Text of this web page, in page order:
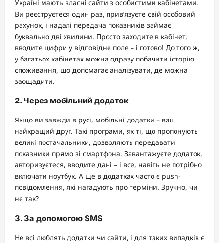
Україні мають власні сайти з особистими кабінетами.
Ви реєструєтеся один раз, прив’язуєте свій особовий
рахунок, і надалі передача показників займає
буквально дві хвилини. Просто заходите в кабінет,
вводите цифри у відповідне поле – і готово! До того ж,
у багатьох кабінетах можна одразу побачити історію
споживання, що допомагає аналізувати, де можна
заощадити.
2. Через мобільний додаток
Якщо ви завжди в русі, мобільні додатки – ваш
найкращий друг. Такі програми, як ті, що пропонують
великі постачальники, дозволяють передавати
показники прямо зі смартфона. Завантажуєте додаток,
авторизуєтеся, вводите дані – і все, навіть не потрібно
включати ноутбук. А ще в додатках часто є push-
повідомлення, які нагадують про терміни. Зручно, чи
не так?
3. За допомогою SMS
Не всі люблять додатки чи сайти, і для таких випадків є